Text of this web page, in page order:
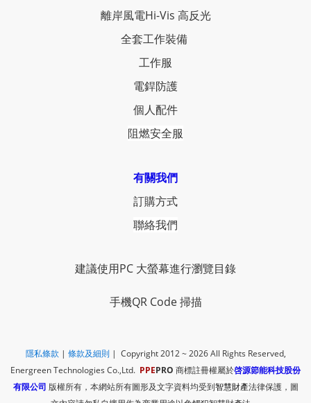
離岸風電Hi-Vis 高反光
全套工作裝備
工作服
電銲防護
個人配件
阻燃安全服
有關我們
訂購方式
聯絡我們
建議使用PC 大螢幕進行瀏覽目錄
手機QR Code 掃描
隱私條款 | 條款及細則| Copyright 2012 ~ 2026 All Rights Reserved,
Energreen Technologies Co.,Ltd. PPEPRO 商標註冊權屬於啓源節能科技股份
有限公司 版權所有，本網站所有圖形及文字資料均受到智慧財產法律保護，圖